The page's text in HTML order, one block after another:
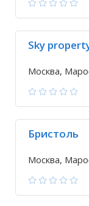
Sky
Москва,
Бристоль
Москва,